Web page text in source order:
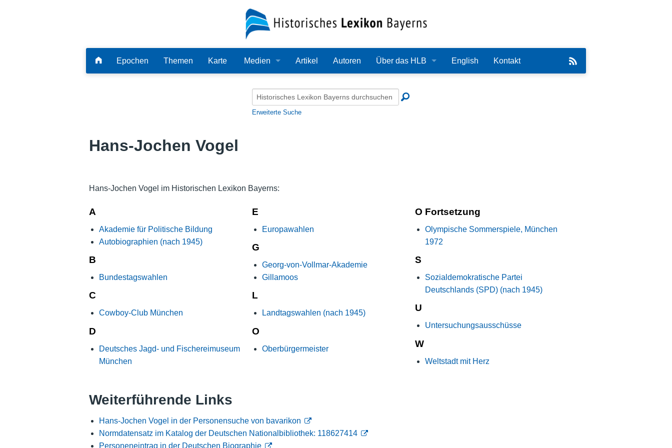
Epochen Themen Karte Medien
Audio
Artikel Autoren Über das HLB
Redaktion
Nutzungshinweise
English Kontakt
Erweiterte Suche
Hans-Jochen Vogel
Hans-Jochen Vogel im Historischen Lexikon Bayerns:
A
Akademie für Politische Bildung
Autobiographien (nach 1945)
B
Bundestagswahlen
C
Cowboy-Club München
D
Deutsches Jagd- und Fischereimuseum
München
E
Europawahlen
G
Georg-von-Vollmar-Akademie
Gillamoos
L
Landtagswahlen (nach 1945)
O
Oberbürgermeister
O Fortsetzung
Olympische Sommerspiele, München
1972
S
Sozialdemokratische Partei
Deutschlands (SPD) (nach 1945)
U
Untersuchungsausschüsse
W
Weltstadt mit Herz
Weiterführende Links
Hans-Jochen Vogel in der Personensuche von bavarikon
Normdatensatz im Katalog der Deutschen Nationalbibliothek: 118627414
Personeneintrag in der Deutschen Biographie